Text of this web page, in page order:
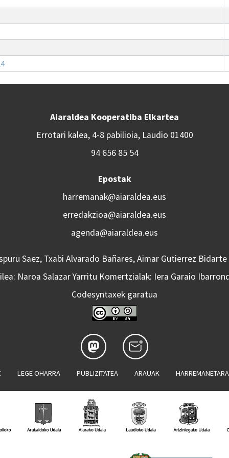
Aiaraldea Kooperatiba Elkartea
Errotari kalea, 4-8 pabilioia, Laudio 01400
94 656 85 54
Epostak
harremanak@aiaraldea.eus
erredakzioa@aiaraldea.eus
agenda@aiaraldea.eus
Saez, Txabi Alvarado Bañares, Aimar Gutierrez
Naroa Salazar Yarritu Komertzialak: Iera Garaio
Codesyntaxek garatua
LEGE OHARRA PUBLIZITATEA ARAUAK